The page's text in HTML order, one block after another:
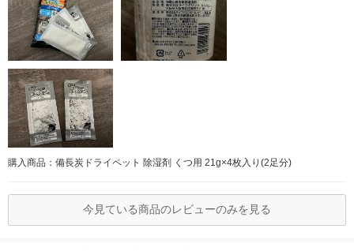
購入商品：備長炭ドライペット 除湿剤 くつ用 21g×4枚入り(2足分)
今見ている商品のレビューのみを見る